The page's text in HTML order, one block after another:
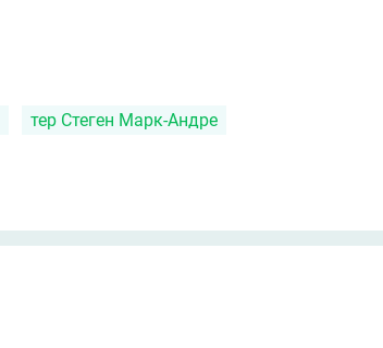
тер Стеген Марк-Андре